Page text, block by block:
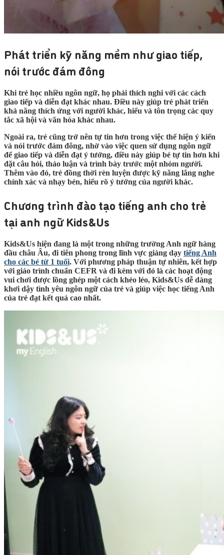
Phát triển kỹ năng mềm như giao tiếp,
nói trước đám đông
Khi trẻ học nhiều ngôn ngữ, họ phải thích nghi với các cách
giao tiếp và diễn đạt khác nhau. Điều này giúp trẻ phát triển
khả năng thích ứng với người khác, hiểu và tôn trọng các quy
tắc xã hội và văn hóa khác nhau.
Ngoài ra, trẻ cũng trở nên tự tin hơn trong việc thể hiện ý kiến
và nói trước đám đông, nhờ vào việc quen sử dụng ngôn ngữ
để giao tiếp và diễn đạt ý tưởng, điều này giúp bé tự tin hơn khi
đặt câu hỏi, thảo luận và trình bày trước một nhóm người.
Thêm vào đó, trẻ đồng thời rèn luyện được kỹ năng lắng nghe
chính xác và nhạy bén, hiểu rõ ý tưởng của người khác.
Chương trình đào tạo tiếng anh cho trẻ
tại anh ngữ Kids&Us
Kids&Us hiện đang là một trong những trường Anh ngữ hàng
đầu châu Âu, đi tiên phong trong lĩnh vực giảng dạy tiếng Anh
cho các bé từ 1 tuổi. Với phương pháp thuận tự nhiên, kết hợp
với giáo trình chuẩn CEFR và đi kèm với đó là các hoạt động
vui chơi được lồng ghép một cách khéo léo, Kids&Us dễ dàng
khơi dậy tình yêu ngôn ngữ của trẻ và giúp việc học tiếng Anh
của trẻ đạt kết quả cao nhất.